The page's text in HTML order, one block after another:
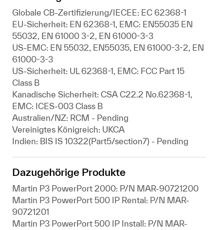
Globale CB-Zertifizierung/IECEE: EC 62368-1
EU-Sicherheit: EN 62368-1, EMC: EN55035 EN
55032, EN 61000 3-2, EN 61000-3-3
US-EMC: EN 55032, EN55035, EN 61000-3-2, EN
61000-3-3
US-Sicherheit: UL 62368-1, EMC: FCC Part 15
Class B
Kanadische Sicherheit: CSA C22.2 No.62368-1,
EMC: ICES-003 Class B
Australien/NZ: RCM - Pending
Vereinigtes Königreich: UKCA
Indien: BIS IS 10322(Part5/section7) - Pending
Dazugehörige Produkte
Martin P3 PowerPort 2000: P/N MAR-90721200
Martin P3 PowerPort 500 IP Rental: P/N MAR-
90721201
Martin P3 PowerPort 500 IP Install: P/N MAR-